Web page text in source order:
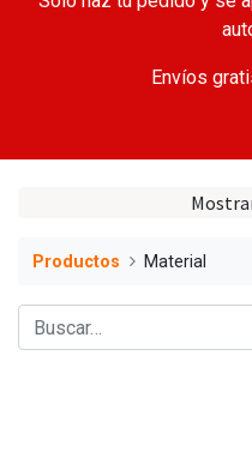
Envíos
Productos Material